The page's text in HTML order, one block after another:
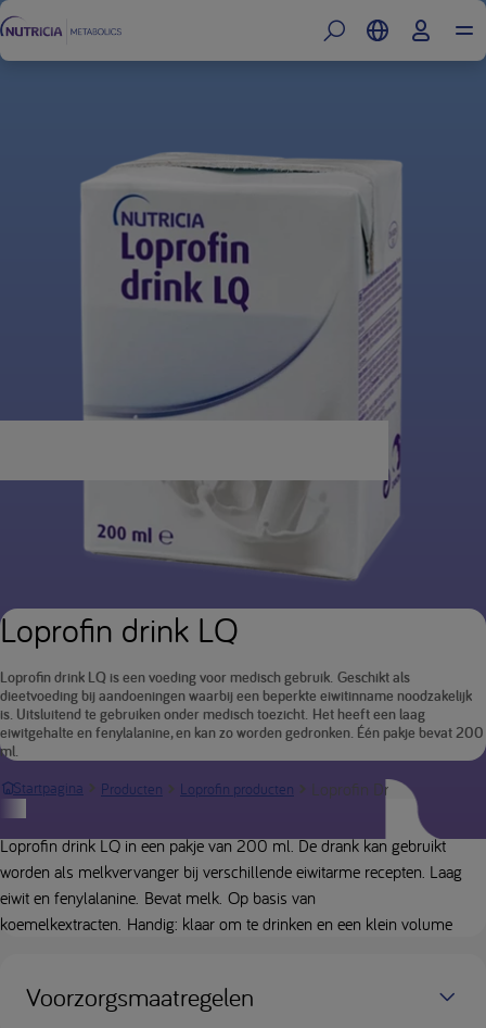
Loprofin drink LQ
Loprofin drink LQ is een voeding voor medisch gebruik. Geschikt als
dieetvoeding bij aandoeningen waarbij een beperkte eiwitinname noodzakelijk
is. Uitsluitend te gebruiken onder medisch toezicht. Het heeft een laag
eiwitgehalte en fenylalanine, en kan zo worden gedronken. Één pakje bevat 200
ml.
Startpagina
Producten Loprofin producten Loprofin Drink
Productbeschrijving
Loprofin drink LQ in een pakje van 200 ml. De drank kan gebruikt
worden als melkvervanger bij verschillende eiwitarme recepten. Laag
eiwit en fenylalanine. Bevat melk. Op basis van
koemelkextracten. Handig: klaar om te drinken en een klein volume
Voorzorgsmaatregelen